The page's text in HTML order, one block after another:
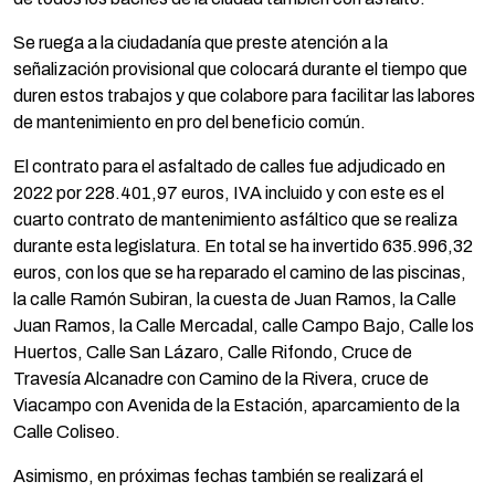
Se ruega a la ciudadanía que preste atención a la
señalización provisional que colocará durante el tiempo que
duren estos trabajos y que colabore para facilitar las labores
de mantenimiento en pro del beneficio común.
El contrato para el asfaltado de calles fue adjudicado en
2022 por 228.401,97 euros, IVA incluido y con este es el
cuarto contrato de mantenimiento asfáltico que se realiza
durante esta legislatura. En total se ha invertido 635.996,32
euros, con los que se ha reparado el camino de las piscinas,
la calle Ramón Subiran, la cuesta de Juan Ramos, la Calle
Juan Ramos, la Calle Mercadal, calle Campo Bajo, Calle los
Huertos, Calle San Lázaro, Calle Rifondo, Cruce de
Travesía Alcanadre con Camino de la Rivera, cruce de
Viacampo con Avenida de la Estación, aparcamiento de la
Calle Coliseo.
Asimismo, en próximas fechas también se realizará el